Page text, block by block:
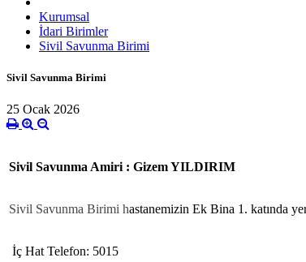
Kurumsal
İdari Birimler
Sivil Savunma Birimi
Sivil Savunma Birimi
25 Ocak 2026
Sivil Savunma Amiri : Gizem YILDIRIM
Sivil Savunma Birimi hastanemizin Ek Bina 1. katında
İç Hat Telefon: 5015